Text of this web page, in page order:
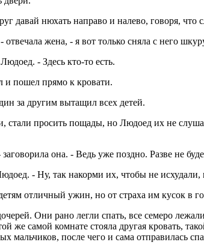
давай нюхать направо и налево, говоря,
отвечала жена, - я вот только сняла с него
- Здесь кто-то есть.
и пошел прямо к кровати.
за другим вытащил всех детей.
стали просить пощады, но Людоед их не
она. - Ведь уже поздно. Разве не
- Ну, так накорми их, чтобы не исхудали,
отличный ужин, но от страха им кусок в
Они рано легли спать, все семеро
же самой комнате стояла другая кровать,
мальчиков, после чего и сама отправилась